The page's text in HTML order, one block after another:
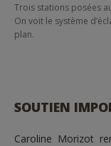
Trois stations posées
On voit le système
plan.
SOUTIEN
Caroline Morizot